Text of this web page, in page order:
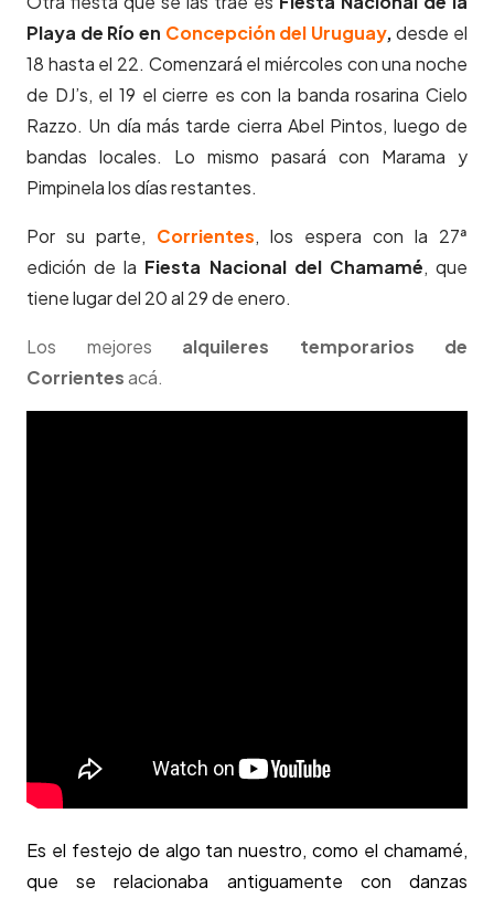
Playa de Río en Concepción del Uruguay,desde el
18 hasta el 22. Comenzará el miércoles con una noche
de DJ’s, el 19 el cierre es con la banda rosarina Cielo
Razzo. Un día más tarde cierra Abel Pintos, luego de
bandas locales. Lo mismo pasará con Marama y
Pimpinela los días restantes.
Por su parte, Corrientes, los espera con la 27ª
edición de la Fiesta Nacional del Chamamé, que
tiene lugar del 20 al 29 de enero.
Los mejores alquileres temporarios de
Corrientesacá.
Es el festejo de algo tan nuestro, como el chamamé,
que se relacionaba antiguamente con danzas